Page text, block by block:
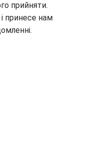
прийняти.
принесе нам